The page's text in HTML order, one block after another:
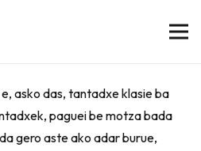
asko das, tantadxe klasie ba
paguei be motza bada
gero aste ako adar burue,